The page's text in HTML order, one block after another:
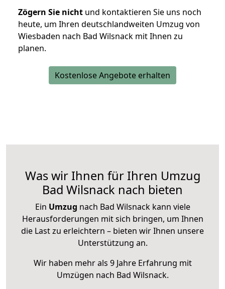
Zögern Sie nicht und kontaktieren Sie uns noch
heute, um Ihren deutschlandweiten Umzug von
Wiesbaden nach Bad Wilsnack mit Ihnen zu
planen.
Kostenlose Angebote erhalten
Was wir Ihnen für Ihren Umzug
Bad Wilsnack nach bieten
Ein Umzug nach Bad Wilsnack kann viele
Herausforderungen mit sich bringen, um Ihnen
die Last zu erleichtern – bieten wir Ihnen unsere
Unterstützung an.
Wir haben mehr als 9 Jahre Erfahrung mit
Umzügen nach Bad Wilsnack.